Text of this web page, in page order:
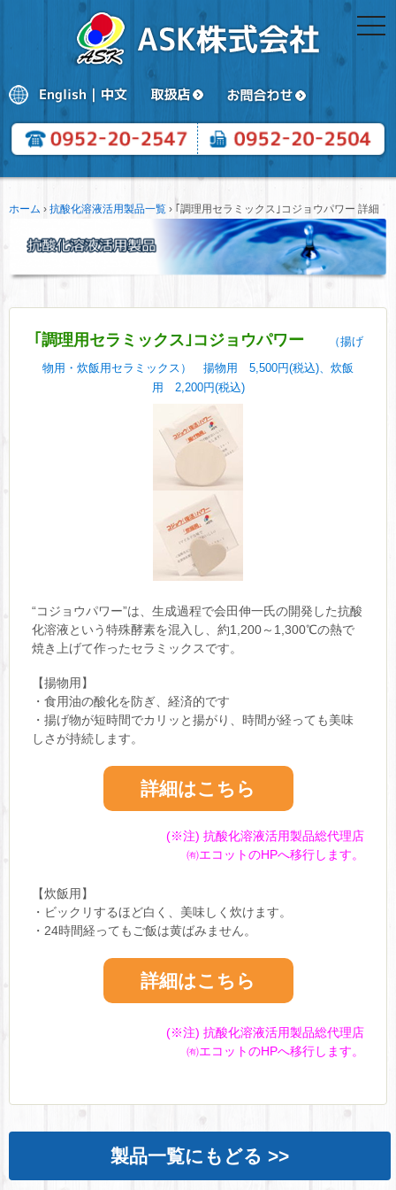
ホーム › 抗酸化溶液活用製品一覧 › ｢調理用セラミックス｣コジョウパワー 詳細
｢調理用セラミックス｣コジョウパワー （揚げ
物用・炊飯用セラミックス） 揚物用 5,500円(税込)、炊飯
用 2,200円(税込)
“コジョウパワー”は、生成過程で会田伸一氏の開発した抗酸
化溶液という特殊酵素を混入し、約1,200～1,300℃の熱で
焼き上げて作ったセラミックスです。
【揚物用】
・食用油の酸化を防ぎ、経済的です
・揚げ物が短時間でカリッと揚がり、時間が経っても美味
しさが持続します。
詳細はこちら
(※注) 抗酸化溶液活用製品総代理店
㈲エコットのHPへ移行します。
【炊飯用】
・ビックリするほど白く、美味しく炊けます。
・24時間経ってもご飯は黄ばみません。
詳細はこちら
(※注) 抗酸化溶液活用製品総代理店
㈲エコットのHPへ移行します。
製品一覧にもどる >>